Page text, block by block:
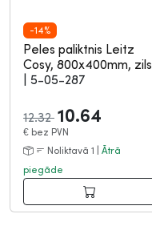
-14%
Peles paliktnis Leitz
Cosy, 800x400mm, zils
5-05-287
12.32 10.64
€ bez PVN
Noliktavā 1 | Ātrā
piegāde